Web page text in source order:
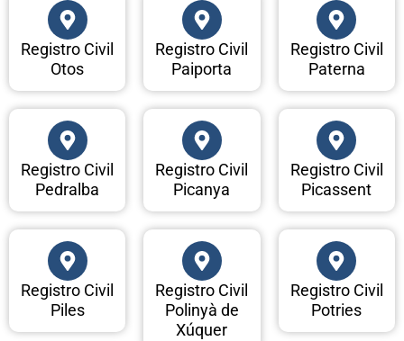
Registro Civil
Otos
Registro Civil
Paiporta
Registro Civil
Paterna
Registro Civil
Pedralba
Registro Civil
Picanya
Registro Civil
Picassent
Registro Civil
Piles
Registro Civil
Polinyà de
Xúquer
Registro Civil
Potries